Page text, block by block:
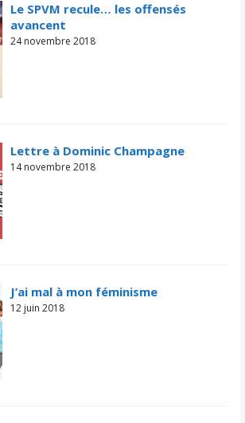
Le SPVM recule… les offensés
avancent
24 novembre 2018
Lettre à Dominic Champagne
14 novembre 2018
J’ai mal à mon féminisme
12 juin 2018